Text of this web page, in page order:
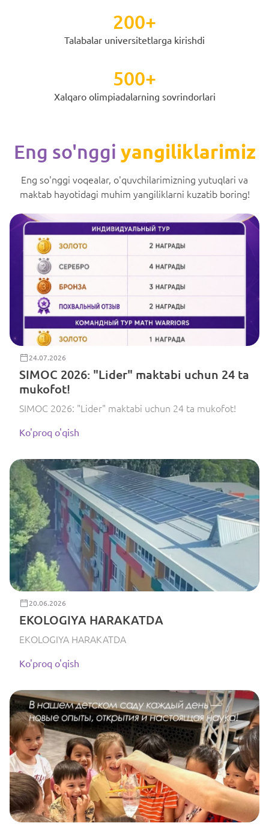
200+
Talabalar universitetlarga kirishdi
500+
Xalqaro olimpiadalarning sovrindorlari
Eng so'nggi yangiliklarimiz
Eng so'nggi voqealar, o'quvchilarimizning yutuqlari va
maktab hayotidagi muhim yangiliklarni kuzatib boring!
24.07.2026
SIMOC 2026: "Lider" maktabi uchun 24 ta
mukofot!
SIMOC 2026: "Lider" maktabi uchun 24 ta mukofot!
Ko'proq o'qish
20.06.2026
EKOLOGIYA HARAKATDA
EKOLOGIYA HARAKATDA
Ko'proq o'qish